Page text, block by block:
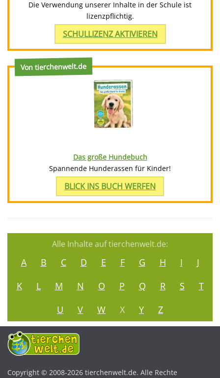
Die Verwendung unserer Inhalte in der Schule ist
lizenzpflichtig.
SCHULLIZENZ AKTIVIEREN
Von tierchenwelt.de
Das große Hundebuch
Spannende Hunderassen für Kinder!
BLICK INS BUCH WERFEN
Alle Inhalte auf tierchenwelt.de:
A B C D E F G H I
J
K
L M N O P Q R S
T
U
V W X Y Z
Copyright © 2008-2026 tierchenwelt.de. Alle Rechte